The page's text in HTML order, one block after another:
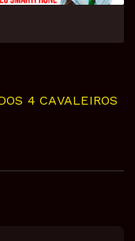
4 CAVALEIROS